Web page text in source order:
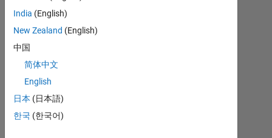
う
す
れ​
い
で
India (English)
New Zealand (English)
中国
简体中文
English
日本 (日本語)
한국 (한국어)